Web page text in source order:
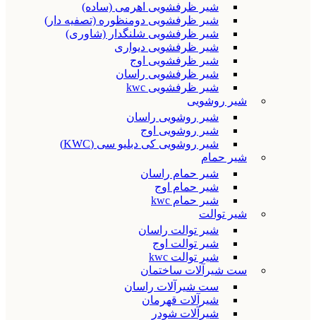
شیر ظرفشویی اهرمی (ساده)
شیر ظرفشویی دومنظوره (تصفیه دار)
شیر ظرفشویی شلنگدار (شاوری)
شیر ظرفشویی دیواری
شیر ظرفشویی اوج
شیر ظرفشویی راسان
شیر ظرفشویی kwc
شیر روشویی
شیر روشویی راسان
شیر روشویی اوج
شیر روشویی کی دبلیو سی (KWC)
شیر حمام
شیر حمام راسان
شیر حمام اوج
شیر حمام kwc
شیر توالت
شیر توالت راسان
شیر توالت اوج
شیر توالت kwc
ست شیرآلات ساختمان
ست شیرآلات راسان
شیرآلات قهرمان
شیرآلات شودر